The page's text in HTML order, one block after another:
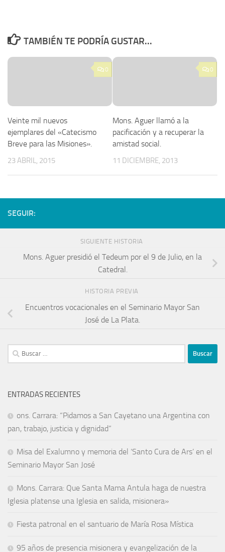
TAMBIÉN TE PODRÍA GUSTAR...
0
Veinte mil nuevos
ejemplares del «Catecismo
Breve para las Misiones».
23 ABRIL, 2015
0
Mons. Aguer llamó a la
pacificación y a recuperar la
amistad social.
11 DICIEMBRE, 2013
SEGUIR:
SIGUIENTE HISTORIA
Mons. Aguer presidió el Tedeum por el 9 de Julio, en la
Catedral.
HISTORIA PREVIA
Encuentros vocacionales en el Seminario Mayor San
José de La Plata.
ENTRADAS RECIENTES
ons. Carrara: “Pidamos a San Cayetano una Argentina con
pan, trabajo, justicia y dignidad”
Misa del Exalumno y memoria del ‘Santo Cura de Ars’ en el
Seminario Mayor San José
Mons. Carrara: Que Santa Mama Antula haga de nuestra
Iglesia platense una Iglesia en salida, misionera»
Fiesta patronal en el santuario de María Rosa Mística
95 años de presencia misionera y evangelización de la